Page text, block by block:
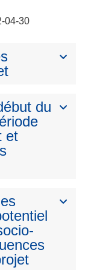
04-30
du
et